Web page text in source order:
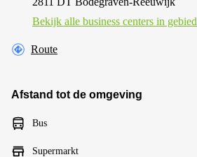
Bekijk alle business centers in gebied
Route
Afstand tot de omgeving
Bus
Supermarkt